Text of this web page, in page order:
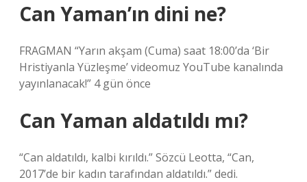
Can Yaman’ın dini ne?
FRAGMAN “Yarın akşam (Cuma) saat 18:00’da ‘Bir
Hristiyanla Yüzleşme’ videomuz YouTube kanalında
yayınlanacak!” 4 gün önce
Can Yaman aldatıldı mı?
“Can aldatıldı, kalbi kırıldı.” Sözcü Leotta, “Can,
2017’de bir kadın tarafından aldatıldı.” dedi.